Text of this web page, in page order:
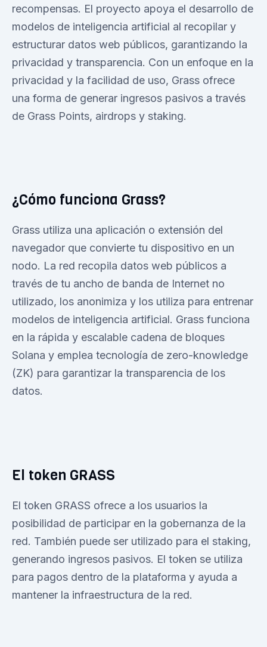
recompensas. El proyecto apoya el desarrollo de
modelos de inteligencia artificial al recopilar y
estructurar datos web públicos, garantizando la
privacidad y transparencia. Con un enfoque en la
privacidad y la facilidad de uso, Grass ofrece
una forma de generar ingresos pasivos a través
de Grass Points, airdrops y staking.
¿Cómo funciona Grass?
Grass utiliza una aplicación o extensión del
navegador que convierte tu dispositivo en un
nodo. La red recopila datos web públicos a
través de tu ancho de banda de Internet no
utilizado, los anonimiza y los utiliza para entrenar
modelos de inteligencia artificial. Grass funciona
en la rápida y escalable cadena de bloques
Solana y emplea tecnología de zero-knowledge
(ZK) para garantizar la transparencia de los
datos.
El token GRASS
El token GRASS ofrece a los usuarios la
posibilidad de participar en la gobernanza de la
red. También puede ser utilizado para el staking,
generando ingresos pasivos. El token se utiliza
para pagos dentro de la plataforma y ayuda a
mantener la infraestructura de la red.